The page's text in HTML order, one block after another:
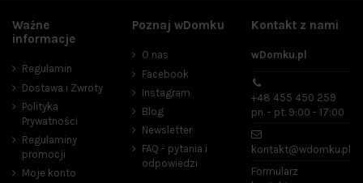
Ważne
informacje
Regulamin
Dostawa i Zwroty
Polityka
Prywatności
Regulaminy
promocji
Moje konto
Poznaj wDomku
O nas
Facebook
Instagram
Blog
Newsletter
FAQ - pytania i
odpowiedzi
Kontakt z nami
wDomku.pl
+48 455 450 259
pn. - pt. 9:00 - 17:00
kontakt@wdomku.pl
Formularz